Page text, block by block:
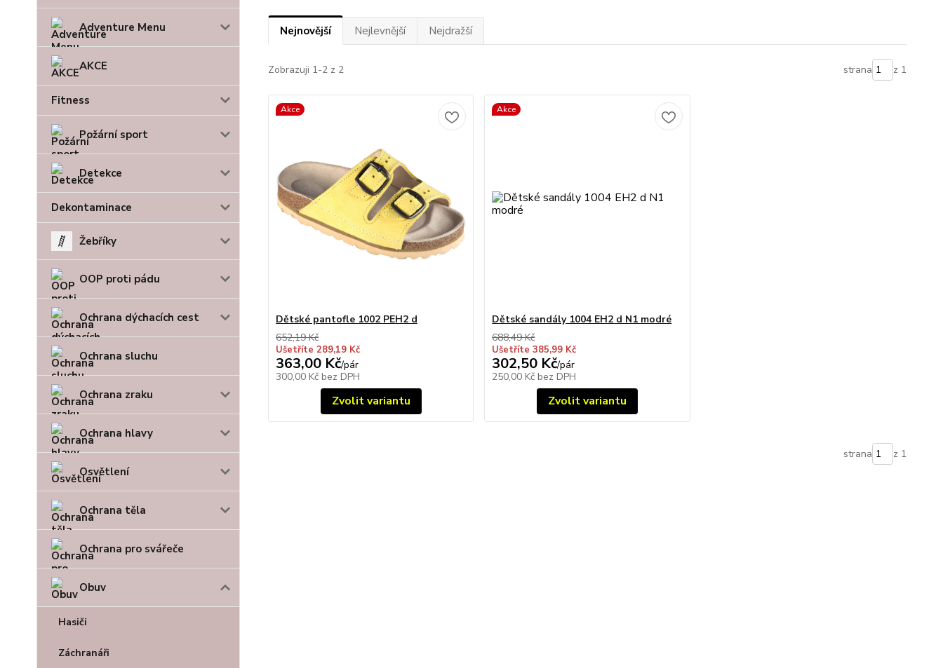
Adventure Menu
AKCE
Fitness
Požární sport
Detekce
Dekontaminace
Žebříky
OOP proti pádu
Ochrana dýchacích cest
Ochrana sluchu
Ochrana zraku
Ochrana hlavy
Osvětlení
Ochrana těla
Ochrana pro svářeče
Obuv
Hasiči
Záchranáři
Nejnovější Nejlevnější Nejdražší
Zobrazuji 1-2 z 2 strana z 1
Akce
Dětské pantofle 1002 PEH2 d
652,19 Kč
Ušetříte 289,19 Kč
363,00 Kč/pár
300,00 Kč bez DPH
Zvolit variantu
Akce
Dětské sandály 1004 EH2 d N1 modré
688,49 Kč
Ušetříte 385,99 Kč
302,50 Kč/pár
250,00 Kč bez DPH
Zvolit variantu
strana z 1